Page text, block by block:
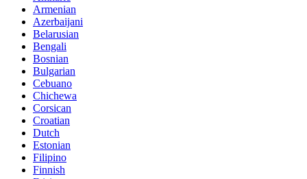
Armenian
Azerbaijani
Belarusian
Bengali
Bosnian
Bulgarian
Cebuano
Chichewa
Corsican
Croatian
Dutch
Estonian
Filipino
Finnish